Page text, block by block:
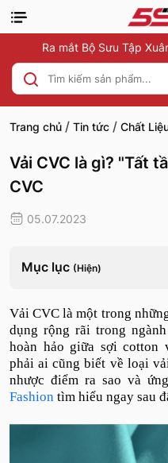
Ra mắt Bộ Sưu Tập
Trang chủ / Tin tức / Chất
Vải CVC là gì? "Tất
CVC
05.07.2023
Mục lục (Hiện)
Vải CVC là một trong
dụng rộng rãi trong
hoàn hảo giữa sợi cotton
phải ai cũng biết về loại
nhược điểm ra sao và
Fashion tìm hiểu ngay sau